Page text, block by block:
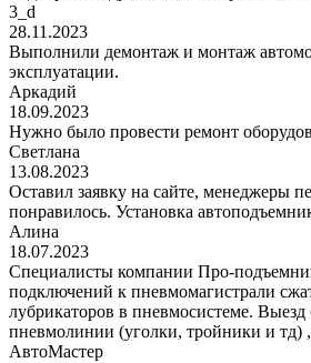
3_d
28.11.2023
Выполнили демонтаж и монтаж
эксплуатации.
Аркадий
18.09.2023
Нужно было провести ремонт
Светлана
13.08.2023
Оставил заявку на сайте, менеджеры
понравилось. Установка
Алина
18.07.2023
Специалисты компании Про-
подключений к пневмомагистрали
лубрикаторов в пневмосистеме.
пневмолинии (уголки, тройники и
АвтоМастер